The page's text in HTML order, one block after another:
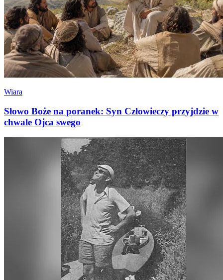
Wiara
Słowo Boże na poranek: Syn Człowieczy przyjdzie w
chwale Ojca swego